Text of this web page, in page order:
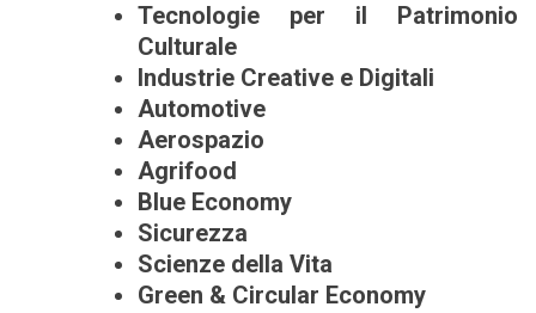
Tecnologie per il Patrimonio
Culturale
Industrie Creative e Digitali
Automotive
Aerospazio
Agrifood
Blue Economy
Sicurezza
Scienze della Vita
Green & Circular Economy